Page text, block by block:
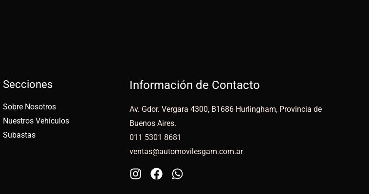
Secciones
Sobre Nosotros
Nuestros Vehículos
Subastas
Información de Contacto
Av. Gdor. Vergara 4300, B1686 Hurlingham, Provincia de
Buenos Aires.
011 5301 8681
ventas@automovilesgam.com.ar